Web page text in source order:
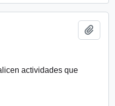
actividades que